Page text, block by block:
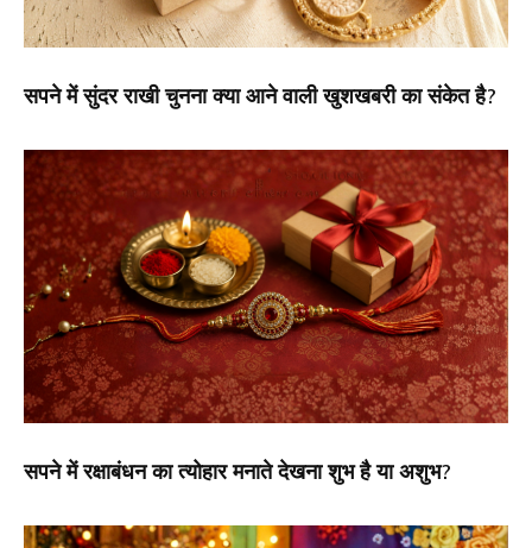
सपने में सुंदर राखी चुनना क्या आने वाली खुशखबरी का संकेत है?
सपने में रक्षाबंधन का त्योहार मनाते देखना शुभ है या अशुभ?